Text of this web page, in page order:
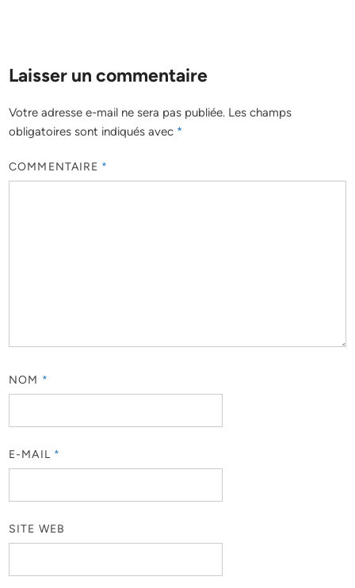
Laisser un commentaire
Votre adresse e-mail ne sera pas publiée. Les champs
obligatoires sont indiqués avec *
COMMENTAIRE *
NOM *
E-MAIL *
SITE WEB